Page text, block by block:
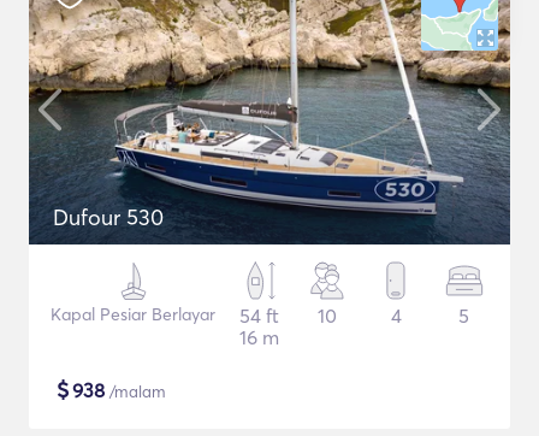
Dufour 530
Kapal Pesiar Berlayar
54 ft
16 m
10 4 5
$938 /malam